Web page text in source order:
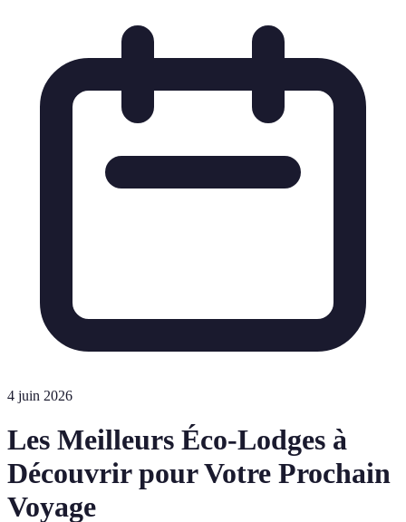
4 juin 2026
Les Meilleurs Éco-Lodges à
Découvrir pour Votre Prochain
Voyage